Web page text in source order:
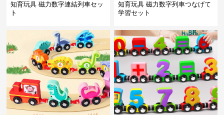
知育玩具 磁力数字連結列車セッ
ト
知育玩具 磁力数字列車つなげて
学習セット